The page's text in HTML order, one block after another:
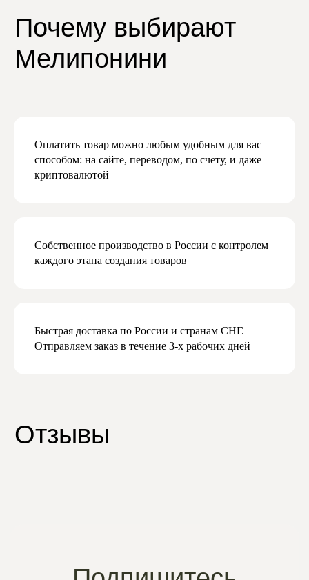
Оплатить товар можно любым удобным для вас
способом: на сайте, переводом, по счету, и даже
криптовалютой
Собственное производство в России с контролем
каждого этапа создания товаров
Быстрая доставка по России и странам СНГ.
Отправляем заказ в течение 3-х рабочих дней
политикой
конфиденциальности
Даю согласие на получение рекламной